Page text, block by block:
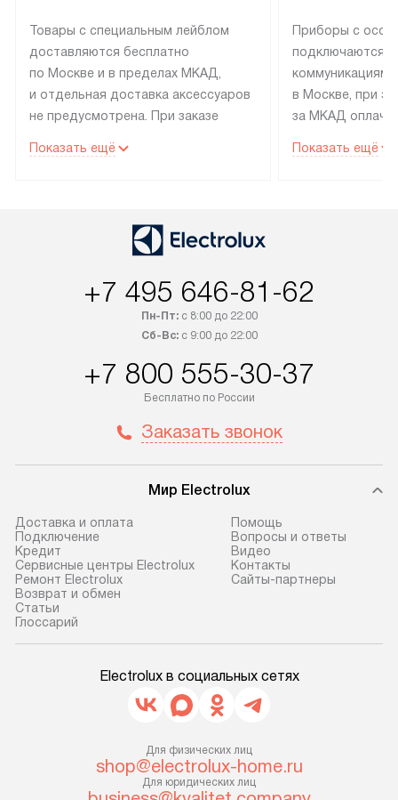
Товары с специальным лейблом
доставляются бесплатно
по Москве и в пределах МКАД,
и отдельная доставка аксессуаров
не предусмотрена. При заказе
рекомендуем обсудить
со статусом «В наличии» могут
быть отправлены покупателю
интересен товар «Под заказ»,
приобретения с менеджером сайта.
доставляются бесплатно
по Москве в пределах МКАД,
не предусмотрена. После 100%
до представительства
транспортной компании в г. Москва.
Пожалуйста, уточняйте условия
доставки у менеджера при
оформлении заказа.
В оговоренный день служба
доставки доставит упакованный
Если необходимо переместить
прибор до места установки,
уточните это с менеджером.
За данную услугу взимается
дополнительная плата. Важно
Показать ещё
Приборы с
подключаются к
коммуникациям
в Москве, при
за МКАД
партнера
по монтажу
материалы.
предполагают,
установленной
включает в
подключение к
Показать ещё
+7 495 646-81-62
Пн-Пт:с 8:00 до 22:00
Сб-Вс:с 9:00 до 22:00
+7 800 555-30-37
Бесплатно по России
Заказать звонок
Мир Electrolux
Доставка и оплата
Подключение
Кредит
Сервисные центры Electrolux
Ремонт Electrolux
Возврат и обмен
Cтатьи
Глоссарий
Помощь
Вопросы и ответы
Видео
Контакты
Сайты-партнеры
Electrolux в социальных сетях
Для физических лиц
shop@electrolux-home.ru
Для юридических лиц